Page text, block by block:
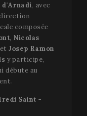
d'Arnadí, avec
composée
, Nicolas
et Josep Ramon
y participe,
débute au
Saint -